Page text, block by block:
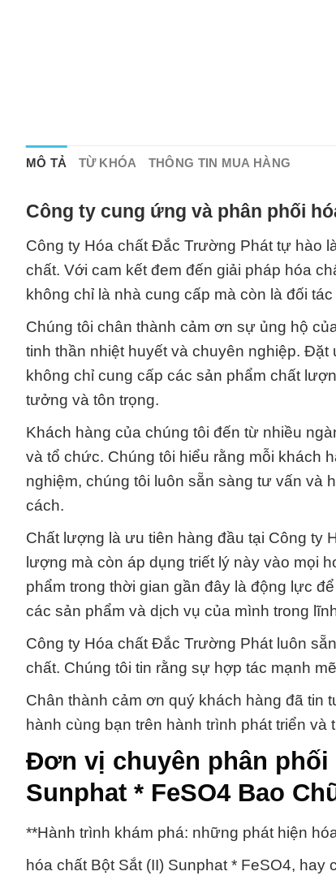
MÔ TẢ TỪ KHÓA THÔNG TIN MUA HÀNG
Công ty cung ứng và phân phối
Công ty Hóa chất Đắc Trường Phát tự hào
chất. Với cam kết đem đến giải pháp hóa
không chỉ là nhà cung cấp mà còn là đối
Chúng tôi chân thành cảm ơn sự ủng hộ
tinh thần nhiệt huyết và chuyên nghiệp.
không chỉ cung cấp các sản phẩm chất
tưởng và tôn trọng.
Khách hàng của chúng tôi đến từ nhiều
và tổ chức. Chúng tôi hiểu rằng mỗi khách
nghiệm, chúng tôi luôn sẵn sàng tư vấn và
cách.
Chất lượng là ưu tiên hàng đầu tại Công ty
lượng mà còn áp dụng triết lý này vào mọi
phẩm trong thời gian gần đây là động lực
các sản phẩm và dịch vụ của mình trong
Công ty Hóa chất Đắc Trường Phát luôn
chất. Chúng tôi tin rằng sự hợp tác mạnh
Chân thành cảm ơn quý khách hàng đã
hành cùng bạn trên hành trình phát triển và
Đơn vị chuyên phân
Sunphat * FeSO4 Bao
**Hành trình khám phá: những phát hiện
hóa chất Bột Sắt (II) Sunphat * FeSO4,